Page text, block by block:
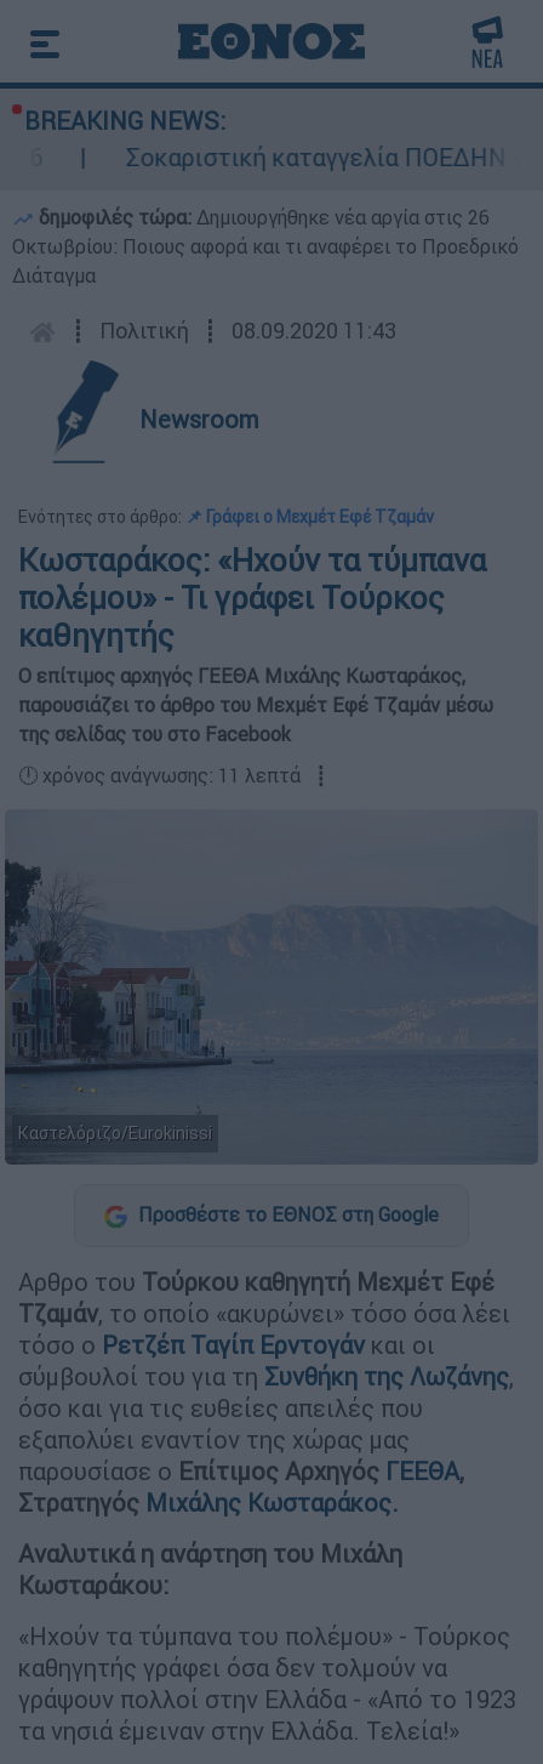
BREAKING NEWS:
Σοκαριστική καταγγελία ΠΟΕΔΗΝ για
δημοφιλές τώρα: Δημιουργήθηκε νέα αργία στις 26
Οκτωβρίου: Ποιους αφορά και τι αναφέρει το Προεδρικό
Διάταγμα
┋ Πολιτική ┋ 08.09.2020 11:43
Newsroom
Ενότητες στο άρθρο: 📌 Γράφει ο Μεχμέτ Εφέ Τζαμάν
Κωσταράκος: «Ηχούν τα τύμπανα
πολέμου» - Τι γράφει Τούρκος
καθηγητής
Ο επίτιμος αρχηγός ΓΕΕΘΑ Μιχάλης Κωσταράκος,
παρουσιάζει το άρθρο του Μεχμέτ Εφέ Τζαμάν μέσω
της σελίδας του στο Facebook
🕛 χρόνος ανάγνωσης: 11 λεπτά ┋
Καστελόριζο/Eurokinissi
Προσθέστε το ΕΘΝΟΣ στη Google
Αρθρο του Τούρκου καθηγητή Μεχμέτ Εφέ
Τζαμάν, το οποίο «ακυρώνει» τόσο όσα λέει
τόσο ο Ρετζέπ Ταγίπ Ερντογάν και οι
σύμβουλοί του για τη Συνθήκη της Λωζάνης,
όσο και για τις ευθείες απειλές που
εξαπολύει εναντίον της χώρας μας
παρουσίασε ο Επίτιμος Αρχηγός ΓΕΕΘΑ,
Στρατηγός Μιχάλης Κωσταράκος.
Αναλυτικά η ανάρτηση του Μιχάλη
Κωσταράκου:
«Ηχούν τα τύμπανα του πολέμου» - Τούρκος
καθηγητής γράφει όσα δεν τολμούν να
γράψουν πολλοί στην Ελλάδα - «Από το 1923
τα νησιά έμειναν στην Ελλάδα. Τελεία!»